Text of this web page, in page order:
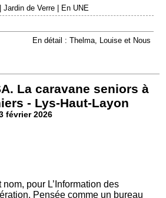
|Jardin de Verre
En UNE
En détail : Thelma, Louise et Nous
La caravane seniors à
- Lys-Haut-Layon
février 2026
pour L’Information des
Pensée comme un bureau